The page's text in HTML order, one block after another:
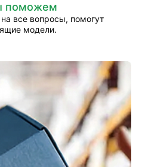
поможем
все вопросы, помогут
модели.